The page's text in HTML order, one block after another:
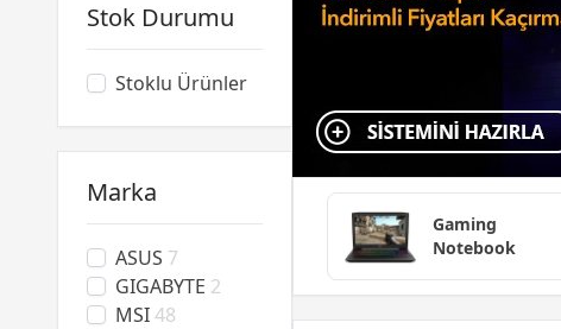
Stok Durumu
Stoklu Ürünler
Marka
ASUS 7
GIGABYTE 2
MSI48
Gaming
Notebook